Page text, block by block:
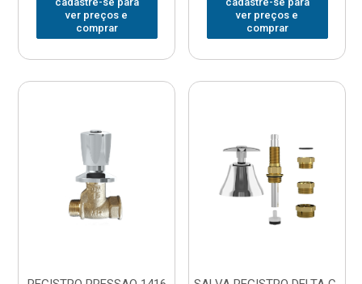
ver preços e
comprar
ver preços e
comprar